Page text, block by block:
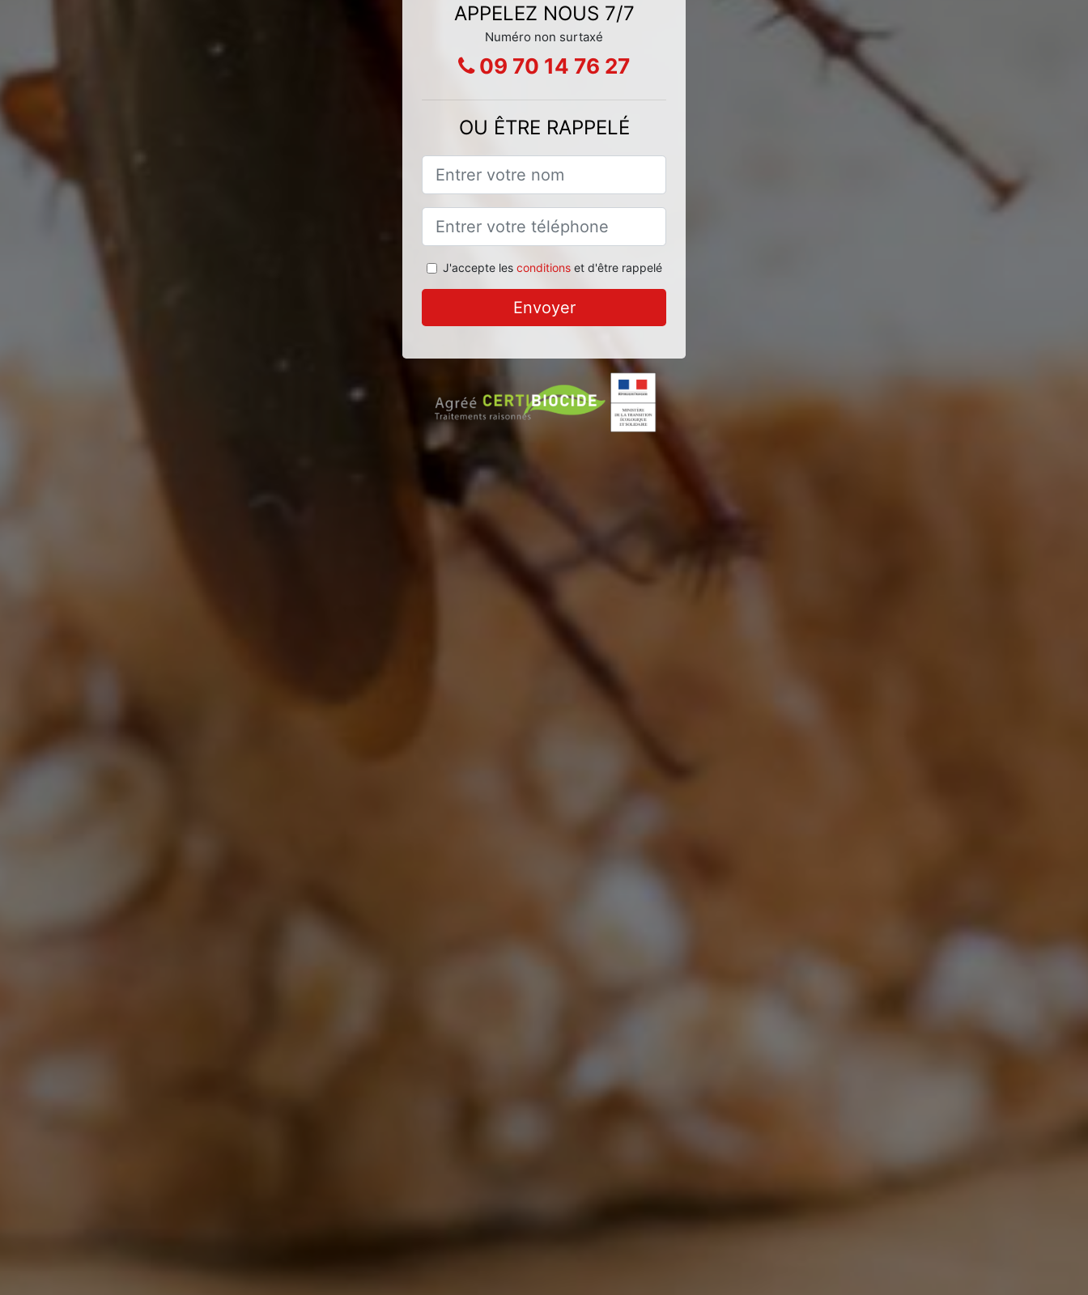
APPELEZ NOUS 7/7
Numéro non surtaxé
09 70 14 76 27
OU ÊTRE RAPPELÉ
J'accepte les conditionset d'être rappelé
Envoyer